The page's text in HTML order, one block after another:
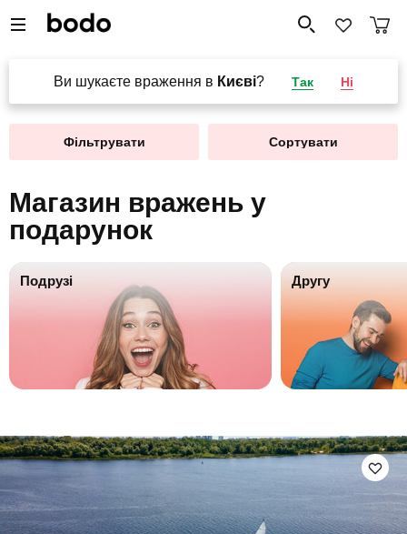
Ви шукаєте враження в Києві? Так Ні
Фільтрувати Сортувати
Магазин вражень у
подарунок
Подрузі Другу